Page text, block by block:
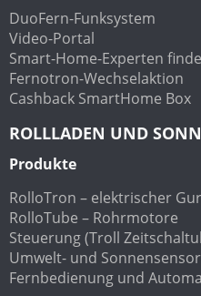
DuoFern-Funksystem
Video-Portal
Smart-Home-Experten
Fernotron-Wechselaktion
Cashback SmartHome Box
ROLLLADEN UND
Produkte
RolloTron – elektrischer
RolloTube – Rohrmotore
Steuerung (Troll
Umwelt- und
Fernbedienung und